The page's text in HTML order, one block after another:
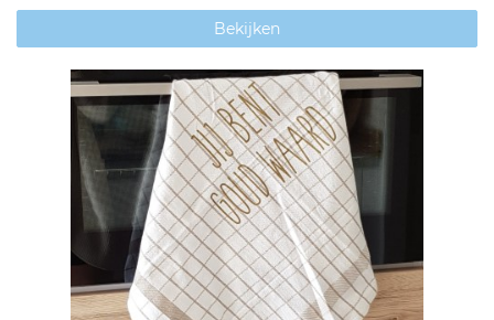
Bekijken